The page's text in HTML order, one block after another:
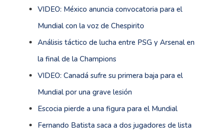
VIDEO: México anuncia convocatoria para el
Mundial con la voz de Chespirito
Análisis táctico de lucha entre PSG y Arsenal en
la final de la Champions
VIDEO: Canadá sufre su primera baja para el
Mundial por una grave lesión
Escocia pierde a una figura para el Mundial
Fernando Batista saca a dos jugadores de lista